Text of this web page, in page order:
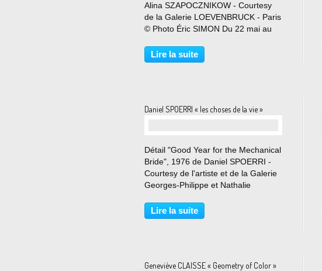
Alina SZAPOCZNIKOW - Courtesy
de la Galerie LOEVENBRUCK - Paris
© Photo Éric SIMON Du 22 mai au
centenaire de la naissance d’une
artiste de pareille envergure ne tient
Lire la suite
Daniel SPOERRI « les choses de la vie »
Détail "Good Year for the Mechanical
Bride", 1976 de Daniel SPOERRI -
Courtesy de l'artiste et de la Galerie
Georges-Philippe et Nathalie
mars au 16 mai 2026 Daniel Spoerri,
les choses de la vie est la première
Lire la suite
Geneviève CLAISSE « Geometry of Color »